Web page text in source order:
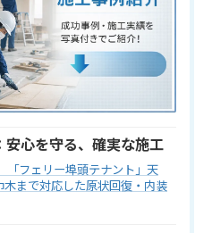
安心を守る、確実な施工
「フェリー埠頭テナント」天
木まで対応した原状回復・内装